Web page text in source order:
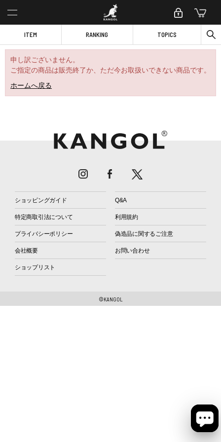
ITEM RANKING TOPICS
申し訳ございません。
ご指定の商品は販売終了か、ただ今お取扱いできない商品です。
ホームへ戻る
ショッピングガイド Q&A
特定商取引法について 利用規約
プライバシーポリシー 偽造品に関するご注意
会社概要 お問い合わせ
ショップリスト
©KANGOL